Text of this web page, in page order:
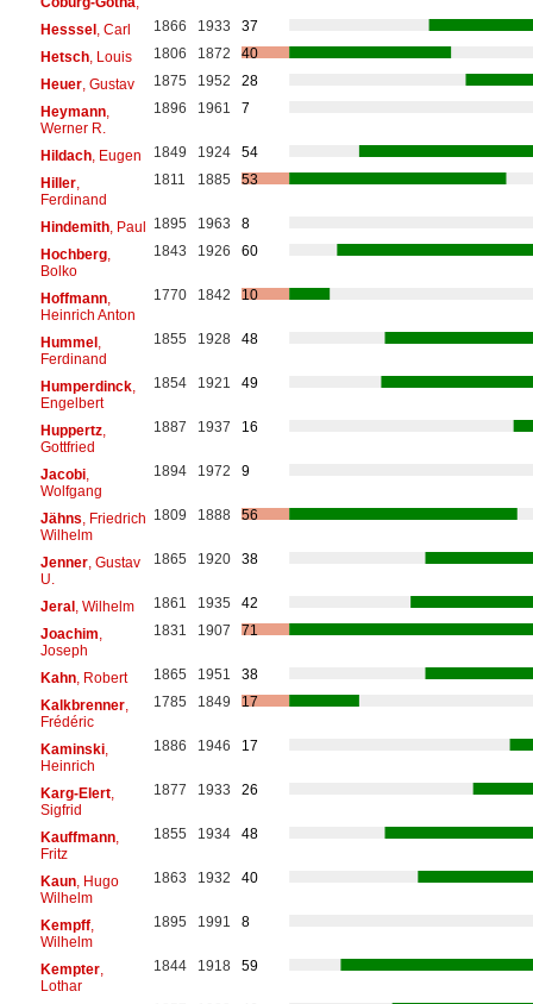
Hesssel, Carl 1866 1933
37
Hetsch, Louis 1806 1872
40
Heuer, Gustav 1875 1952
28
Heymann,
Werner R.
1896 1961 7
Hildach, Eugen 1849 1924
54
Hiller,
Ferdinand
1811 1885 53
Hindemith, Paul 1895 1963
8
Hochberg,
Bolko
1843 1926 60
Hoffmann,
Heinrich Anton
1770 1842 10
Hummel,
Ferdinand
1855 1928 48
Humperdinck,
Engelbert
1854 1921 49
Huppertz,
Gottfried
1887 1937 16
Jacobi,
Wolfgang
1894 1972 9
Jähns , Friedrich
Wilhelm
1809 1888 56
Jenner, Gustav
U.
1865 1920 38
Jeral, Wilhelm 1861 1935
42
Joachim
Joseph
1831 1907 71
Kahn, Robert 1865 1951
38
Kalkbrenner,
Frédéric
1785 1849 17
Kaminski,
Heinrich
1886 1946 17
Karg-Elert,
Sigfrid
1877 1933 26
Kauffmann,
Fritz
1855 1934 48
Kaun, Hugo
Wilhelm
1863 1932 40
Kempff,
Wilhelm
1895 1991 8
Kempter,
Lothar
1844 1918 59